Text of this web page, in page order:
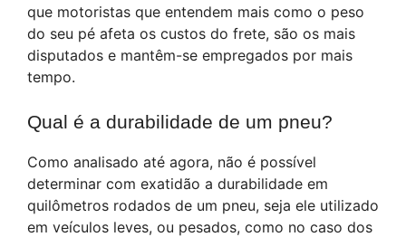
que motoristas que entendem mais como o peso
do seu pé afeta os custos do frete, são os mais
disputados e mantêm-se empregados por mais
tempo.
Qual é a durabilidade de um pneu?
Como analisado até agora, não é possível
determinar com exatidão a durabilidade em
quilômetros rodados de um pneu, seja ele utilizado
em veículos leves, ou pesados, como no caso dos